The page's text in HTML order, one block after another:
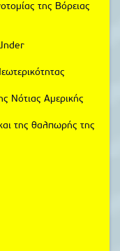
της Βόρειας
Νότιας Αμερικής
της θαλπωρής της